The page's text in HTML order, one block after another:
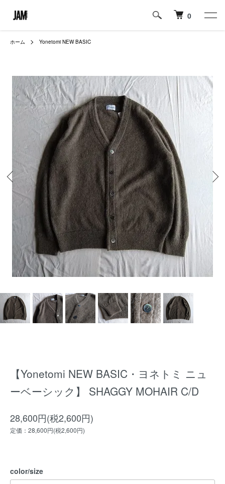
0
ホーム Yonetomi NEW BASIC
【Yonetomi NEW BASIC・ヨネトミ ニュ
ーベーシック】 SHAGGY MOHAIR C/D
28,600円(税2,600円)
定価：28,600円(税2,600円)
color/size